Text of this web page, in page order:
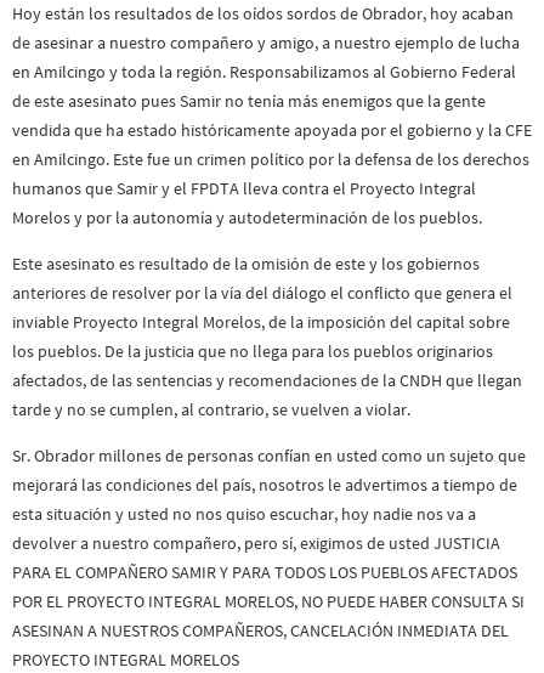
Hoy están los resultados de los oídos sordos de Obrador, hoy acaban
de asesinar a nuestro compañero y amigo, a nuestro ejemplo de lucha
en Amilcingo y toda la región. Responsabilizamos al Gobierno Federal
de este asesinato pues Samir no tenía más enemigos que la gente
vendida que ha estado históricamente apoyada por el gobierno y la CFE
en Amilcingo. Este fue un crimen político por la defensa de los derechos
humanos que Samir y el FPDTA lleva contra el Proyecto Integral
Morelos y por la autonomía y autodeterminación de los pueblos.
Este asesinato es resultado de la omisión de este y los gobiernos
anteriores de resolver por la vía del diálogo el conflicto que genera el
inviable Proyecto Integral Morelos, de la imposición del capital sobre
los pueblos. De la justicia que no llega para los pueblos originarios
afectados, de las sentencias y recomendaciones de la CNDH que llegan
tarde y no se cumplen, al contrario, se vuelven a violar.
Sr. Obrador millones de personas confían en usted como un sujeto que
mejorará las condiciones del país, nosotros le advertimos a tiempo de
esta situación y usted no nos quiso escuchar, hoy nadie nos va a
devolver a nuestro compañero, pero sí, exigimos de usted JUSTICIA
PARA EL COMPAÑERO SAMIR Y PARA TODOS LOS PUEBLOS AFECTADOS
POR EL PROYECTO INTEGRAL MORELOS, NO PUEDE HABER CONSULTA SI
ASESINAN A NUESTROS COMPAÑEROS, CANCELACIÓN INMEDIATA DEL
PROYECTO INTEGRAL MORELOS